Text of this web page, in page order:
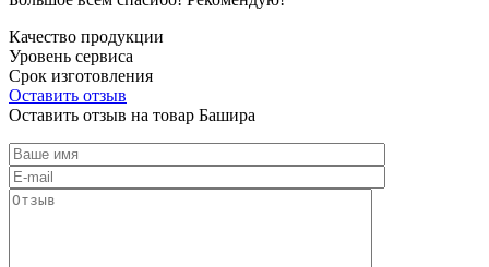
Качество продукции
Уровень сервиса
Срок изготовления
Оставить отзыв
Оставить отзыв на товар Башира